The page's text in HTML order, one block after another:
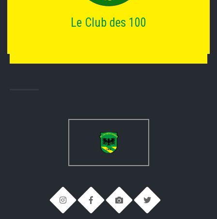
Le Club des 100